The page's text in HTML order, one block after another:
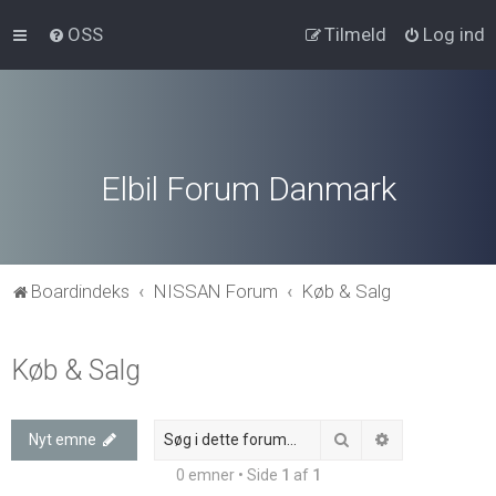
OSS Log ind
Tilmeld
Elbil Forum Danmark
Boardindeks NISSAN Forum Køb & Salg
Køb & Salg
Nyt emne Søg
0 emner • Side 1 af 1